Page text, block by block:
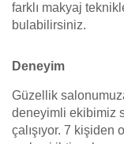
farklı makyaj
bulabilirsiniz.
Deneyim
Güzellik
deneyimli ekibimiz
çalışıyor. 7 kişiden